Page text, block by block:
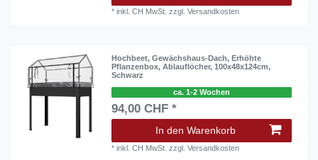
*inkl. CH MwSt. zzgl.Versandkosten
Hochbeet, Gewächshaus-Dach, Erhöhte
Pflanzenbox, Ablauflöcher, 100x48x124cm,
Schwarz
ca. 1-2 Wochen
94,00 CHF *
In den Warenkorb
*inkl. CH MwSt. zzgl.Versandkosten